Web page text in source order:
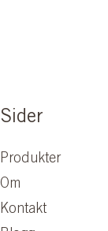
Sider
Produkter
Om
Kontakt